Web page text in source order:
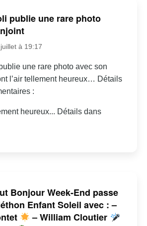
publie une rare photo
à 19:17
une rare photo avec son
l’air tellement heureux… Détails
:
heureux... Détails dans
Bonjour Week-End passe
Enfant Soleil avec : –
– William Cloutier